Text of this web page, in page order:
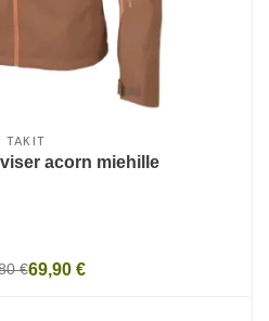
TAKIT
acorn miehille
€69,90 €